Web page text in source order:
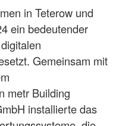
in Teterow und
ein bedeutender
Gemeinsam mit
metr Building
installierte das